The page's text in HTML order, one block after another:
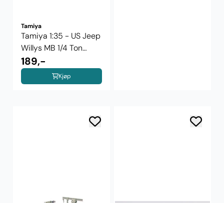
Tamiya
Tamiya 1:35 - US Jeep
Willys MB 1/4 Ton
Truck ...
189,-
Kjøp